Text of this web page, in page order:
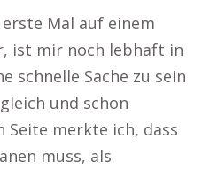
Mal auf einem
ist mir noch lebhaft in
schnelle Sache zu sein
und schon
Seite merkte ich, dass
muss, als